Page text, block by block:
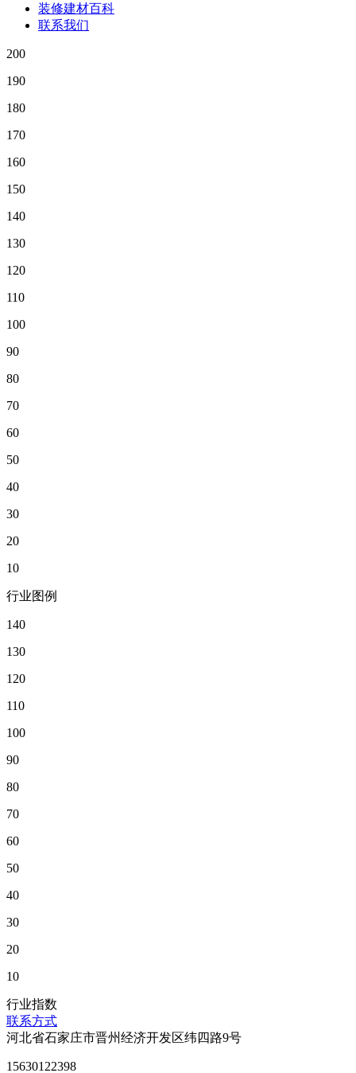
装修建材百科
联系我们
200
190
180
170
160
150
140
130
120
110
100
90
80
70
60
50
40
30
20
10
行业图例
140
130
120
110
100
90
80
70
60
50
40
30
20
10
行业指数
联系方式
河北省石家庄市晋州经济开发区纬四路9号
15630122398